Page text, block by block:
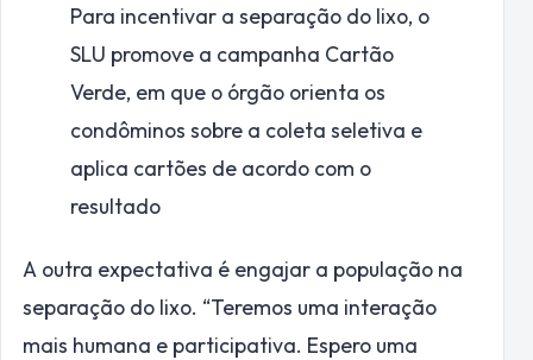
Para incentivar a separação do lixo, o
SLU promove a campanha Cartão
Verde, em que o órgão orienta os
condôminos sobre a coleta seletiva e
aplica cartões de acordo com o
resultado
A outra expectativa é engajar a população na
separação do lixo. “Teremos uma interação
mais humana e participativa. Espero uma